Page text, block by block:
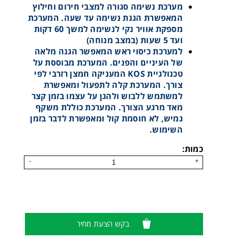
מערכת נשימה סגורה למצבי חירום וחילוץ
המאפשרת הגנת נשימה עד שעה. המערכת
מספקת אוויר נקי לנשימה למשך 60 דקות
ועד 5 שעות (במצב מנוחה)
למערכת כיסוי ראש המאפשר הגנה מלאה
של העיניים והפנים. המערכת מבוססת על
טכנולגיית KOS המעניקה חמצן רזרבי לפי
צורך. המערכת קלה לתפעול ומאפשרת
למשתמש ללבוש ולהגן על עצמו בזמן קצר
מאד מרגע הצורך. המערכת כוללת משקף
גמיש, לא חוסמת קול ומאפשרת לדבר בזמן
השימוש.
כמות:
+
-
בקש הצעת מחיר